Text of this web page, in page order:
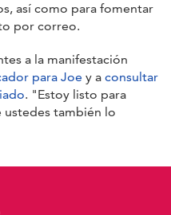
así como para fomentar
por correo.
a la manifestación
para Joe y a consultar
. "Estoy listo para
ustedes también lo